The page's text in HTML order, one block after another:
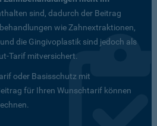
sind, dadurch der Beitrag
wie Zahnextraktionen,
die Gingivoplastik sind jedoch als
Tarif mitversichert.
oder Basisschutz mit
für Ihren Wunschtarif können